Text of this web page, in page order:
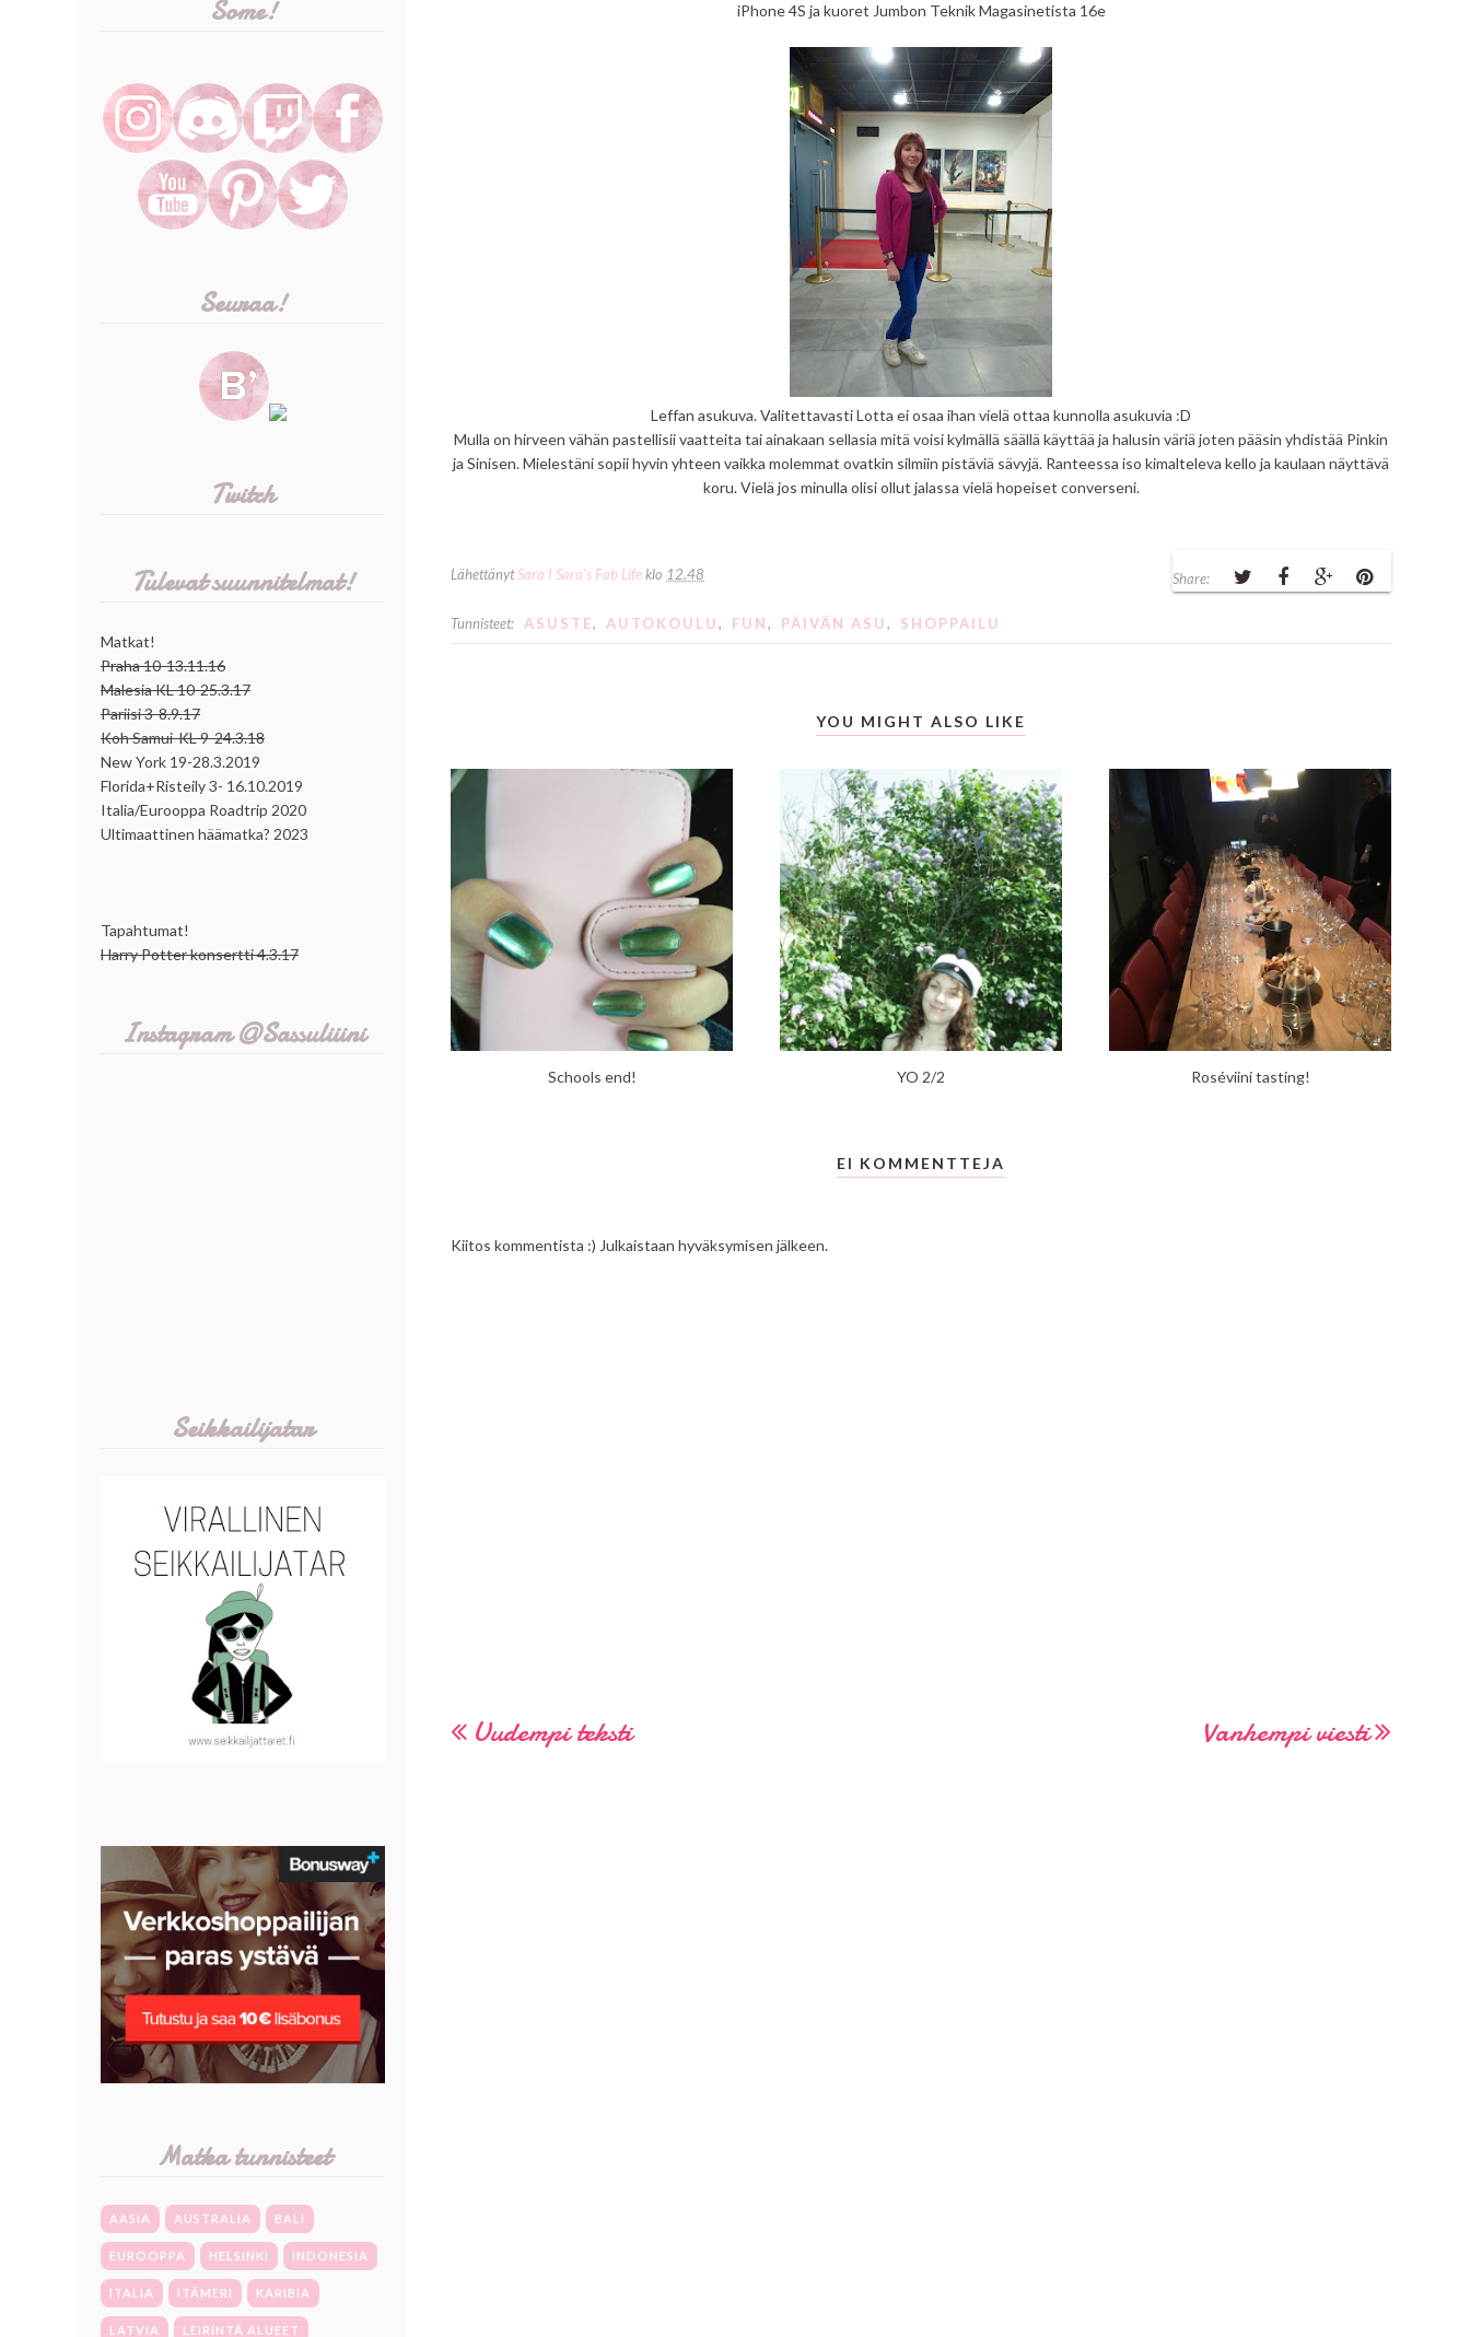
iPhone 4S ja kuoret Jumbon Teknik Magasinetista 16e
Leffan asukuva. Valitettavasti Lotta ei osaa ihan vielä ottaa kunnolla asukuvia :D
Mulla on hirveen vähän pastellisii vaatteita tai ainakaan sellasia mitä voisi kylmällä säällä käyttää ja halusin väriä joten pääsin yhdistää Pinkin
ja Sinisen. Mielestäni sopii hyvin yhteen vaikka molemmat ovatkin silmiin pistäviä sävyjä. Ranteessa iso kimalteleva kello ja kaulaan näyttävä
koru. Vielä jos minulla olisi ollut jalassa vielä hopeiset converseni.
LähettänytSara I Sara's Fab Lifeklo 12.48 Share:
Tunnisteet: ASUSTE, AUTOKOULU, FUN, PÄIVÄN ASU, SHOPPAILU
YOU MIGHT ALSO LIKE
Schools end! YO 2/2 Roséviini tasting!
EI KOMMENTTEJA
Kiitos kommentista :) Julkaistaan hyväksymisen jälkeen.
Uudempi teksti Vanhempi viesti
Some!
Seuraa!
Twitch
Tulevat suunnitelmat!
Matkat!
Praha 10-13.11.16
Malesia KL 10-25.3.17
Pariisi 3-8.9.17
Koh Samui-KL 9-24.3.18
New York 19-28.3.2019
Florida+Risteily 3- 16.10.2019
Italia/Eurooppa Roadtrip 2020
Ultimaattinen häämatka? 2023
Tapahtumat!
Harry Potter konsertti 4.3.17
Instagram @Sassuliiini
Seikkailijatar
Matka tunnisteet
AASIA AUSTRALIA BALI
EUROOPPA HELSINKI INDONESIA
ITALIA ITÄMERI KARIBIA
LATVIA LEIRINTÄ ALUEET